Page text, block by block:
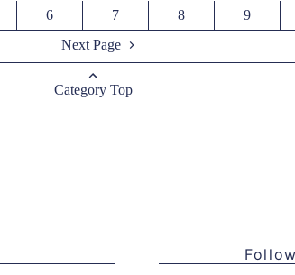
6 7 8
9
Next Page
Category Top